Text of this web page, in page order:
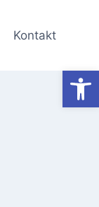
Kontakt